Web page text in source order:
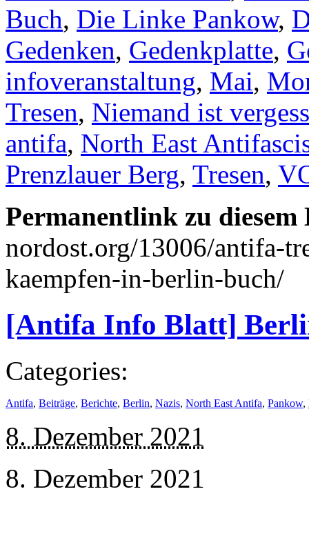
Buch, Die Linke Pankow,
Gedenken, Gedenkplatte,
infoveranstaltung, Mai,
Tresen, Niemand ist
antifa, North East
Prenzlauer Berg, Tresen,
Permanentlink zu
nordost.org/13006/antifa-
kaempfen-in-berlin-buch/
[Antifa Info Blatt]
Categories:
Antifa, Beiträge, Berichte, Berlin, Nazis, North East Antifa, Pankow,
8. Dezember 2021
8. Dezember 2021